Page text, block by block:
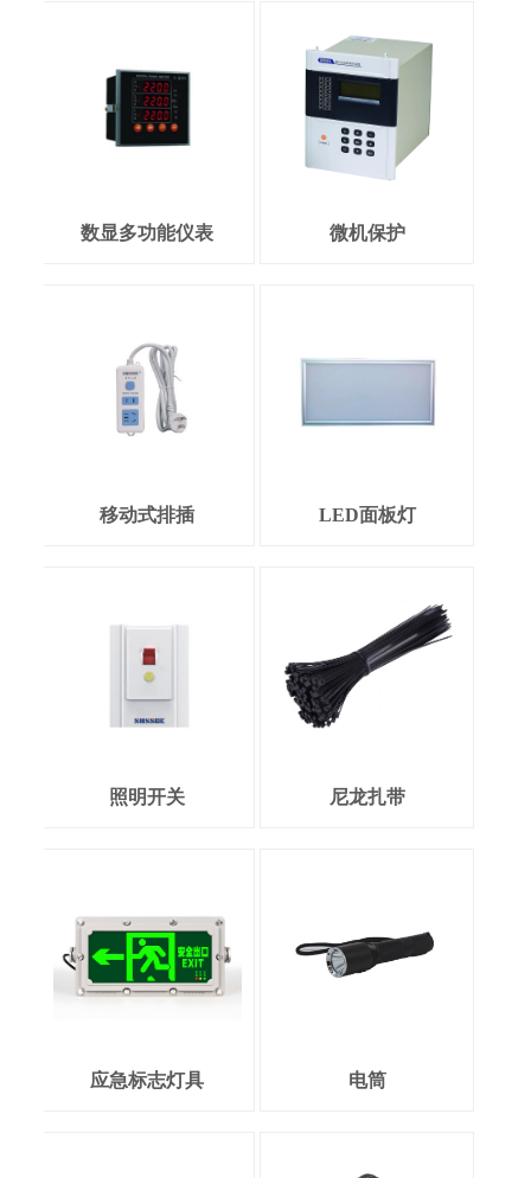
数显多功能仪表 微机保护
移动式排插 LED面板灯
照明开关 尼龙扎带
应急标志灯具 电筒